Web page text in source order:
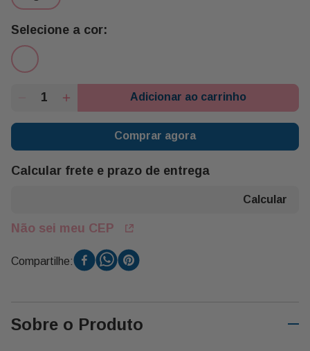
Adicionar ao carrinho
Comprar agora
Calcular frete e prazo de entrega
Não sei meu CEP
Compartilhe:
Sobre o Produto